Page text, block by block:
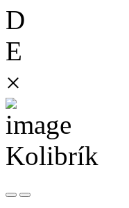
D
E
×
Kolibrík